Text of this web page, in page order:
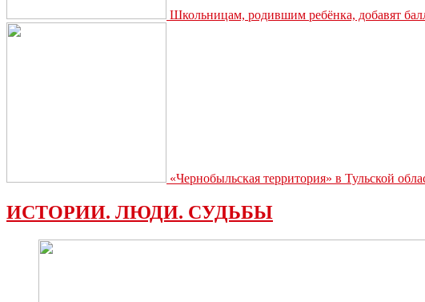
Школьницам, родившим ребёнка, добавят
«Чернобыльская территория» в Тульской
ИСТОРИИ. ЛЮДИ. СУДЬБЫ